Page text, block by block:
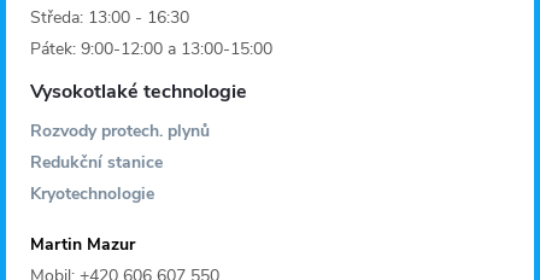
Středa: 13:00 - 16:30
Pátek: 9:00-12:00 a 13:00-15:00
Vysokotlaké technologie
Rozvody protech. plynů
Redukční stanice
Kryotechnologie
Martin Mazur